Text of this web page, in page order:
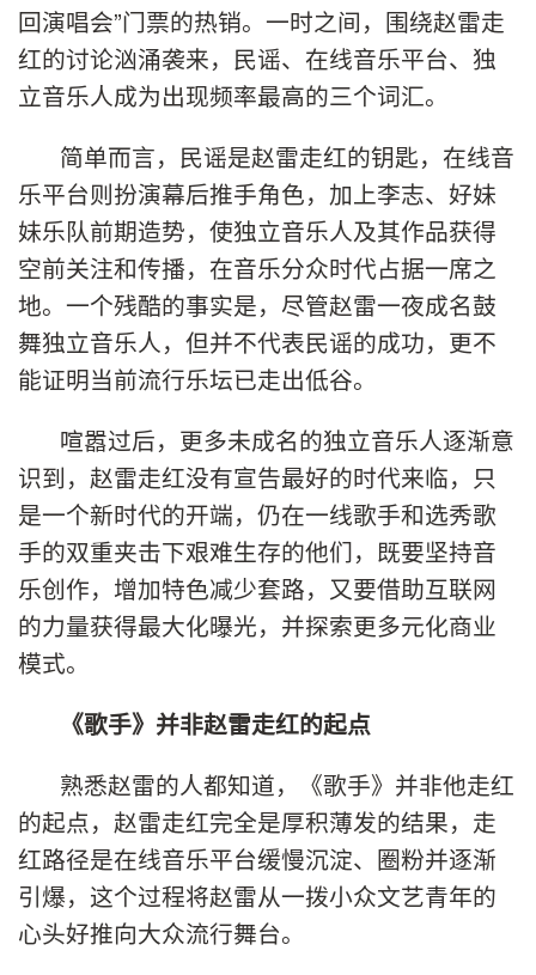
回演唱会”门票的热销。一时之间，围绕赵雷走
红的讨论汹涌袭来，民谣、在线音乐平台、独
立音乐人成为出现频率最高的三个词汇。
简单而言，民谣是赵雷走红的钥匙，在线音
乐平台则扮演幕后推手角色，加上李志、好妹
妹乐队前期造势，使独立音乐人及其作品获得
空前关注和传播，在音乐分众时代占据一席之
地。一个残酷的事实是，尽管赵雷一夜成名鼓
舞独立音乐人，但并不代表民谣的成功，更不
能证明当前流行乐坛已走出低谷。
喧嚣过后，更多未成名的独立音乐人逐渐意
识到，赵雷走红没有宣告最好的时代来临，只
是一个新时代的开端，仍在一线歌手和选秀歌
手的双重夹击下艰难生存的他们，既要坚持音
乐创作，增加特色减少套路，又要借助互联网
的力量获得最大化曝光，并探索更多元化商业
模式。
《歌手》并非赵雷走红的起点
熟悉赵雷的人都知道，《歌手》并非他走红
的起点，赵雷走红完全是厚积薄发的结果，走
红路径是在线音乐平台缓慢沉淀、圈粉并逐渐
引爆，这个过程将赵雷从一拨小众文艺青年的
心头好推向大众流行舞台。